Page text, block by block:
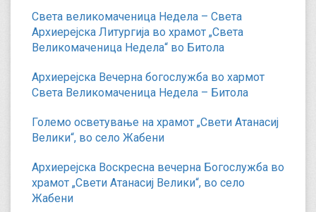
Света великомаченица Недела – Света
Архиерејска Литургија во храмот „Света
Великомаченица Недела“ во Битола
Архиерејска Вечерна богослужба во хармот
Света Великомаченица Недела – Битола
Големо осветување на храмот „Свети Атанасиј
Велики“, во село Жабени
Архиерејска Воскресна вечерна Богослужба во
храмот „Свети Атанасиј Велики“, во село
Жабени